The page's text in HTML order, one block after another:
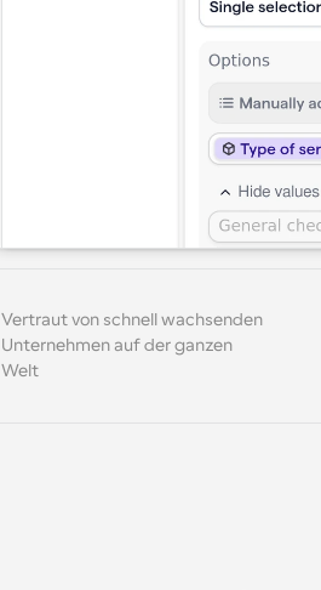
Vertraut von schnell wachsenden
Unternehmen auf der ganzen
Welt